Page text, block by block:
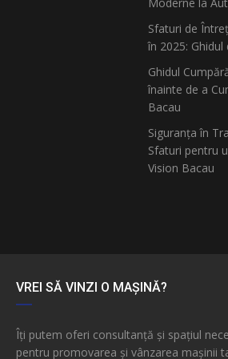
Sfaturi de
în 2025:
Ghidul
înainte de a
Bacau
Siguranța în
Sfaturi pentru
Vision Bacau
VREI SĂ VINZI O MAȘINĂ?
Îți putem oferi consultanță și spațiul
pentru promovarea și vânzarea mașinii